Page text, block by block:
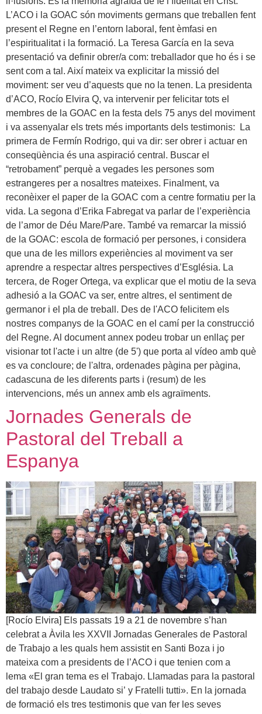
L’ACO i la GOAC són moviments germans que treballen fent
present el Regne en l’entorn laboral, fent èmfasi en
l’espiritualitat i la formació. La Teresa García en la seva
presentació va definir obrer/a com: treballador que ho és i se
sent com a tal. Així mateix va explicitar la missió del
moviment: ser veu d’aquests que no la tenen. La presidenta
d’ACO, Rocío Elvira Q, va intervenir per felicitar tots el
membres de la GOAC en la festa dels 75 anys del moviment
i va assenyalar els trets més importants dels testimonis: La
primera de Fermín Rodrigo, qui va dir: ser obrer i actuar en
conseqüència és una aspiració central. Buscar el
“retrobament” perquè a vegades les persones som
estrangeres per a nosaltres mateixes. Finalment, va
reconèixer el paper de la GOAC com a centre formatiu per la
vida. La segona d’Erika Fabregat va parlar de l’experiència
de l’amor de Déu Mare/Pare. També va remarcar la missió
de la GOAC: escola de formació per persones, i considera
que una de les millors experiències al moviment va ser
aprendre a respectar altres perspectives d’Església. La
tercera, de Roger Ortega, va explicar que el motiu de la seva
adhesió a la GOAC va ser, entre altres, el sentiment de
germanor i el pla de treball. Des de l'ACO felicitem els
nostres companys de la GOAC en el camí per la construcció
del Regne. Al document annex podeu trobar un enllaç per
visionar tot l'acte i un altre (de 5') que porta al vídeo amb què
es va concloure; de l'altra, ordenades pàgina per pàgina,
cadascuna de les diferents parts i (resum) de les
intervencions, més un annex amb els agraïments.
Jornades Generals de
Pastoral del Treball a
Espanya
[Rocío Elvira] Els passats 19 a 21 de novembre s’han
celebrat a Àvila les XXVII Jornadas Generales de Pastoral
de Trabajo a les quals hem assistit en Santi Boza i jo
mateixa com a presidents de l’ACO i que tenien com a
lema «El gran tema es el Trabajo. Llamadas para la pastoral
del trabajo desde Laudato si’ y Fratelli tutti». En la jornada
de formació els tres testimonis que van fer les seves